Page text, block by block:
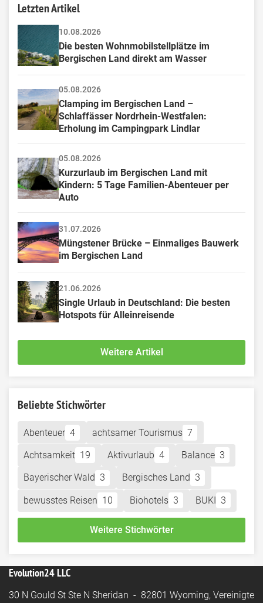
Letzten Artikel
10.08.2026
Die besten Wohnmobilstellplätze im
Bergischen Land direkt am Wasser
05.08.2026
Clamping im Bergischen Land –
Schlaffässer Nordrhein-Westfalen:
Erholung im Campingpark Lindlar
05.08.2026
Kurzurlaub im Bergischen Land mit
Kindern: 5 Tage Familien-Abenteuer per
Auto
31.07.2026
Müngstener Brücke – Einmaliges Bauwerk
im Bergischen Land
21.06.2026
Single Urlaub in Deutschland: Die besten
Hotspots für Alleinreisende
Weitere Artikel
Beliebte Stichwörter
Abenteuer 4 achtsamer Tourismus 7
Achtsamkeit 19 Aktivurlaub 4 Balance 3
Bayerischer Wald 3 Bergisches Land 3
bewusstes Reisen 10 Biohotels 3 BUKI 3
Weitere Stichwörter
Evolution24 LLC
30 N Gould St Ste N Sheridan - 82801 Wyoming, Vereinigte